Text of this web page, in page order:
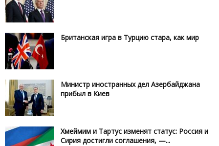
Британская игра в Турцию стара, как мир
Министр иностранных дел Азербайджана
прибыл в Киев
Хмеймим и Тартус изменят статус: Россия и
Сирия достигли соглашения, —...